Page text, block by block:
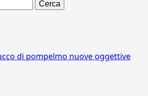
di pompelmo nuove oggettive